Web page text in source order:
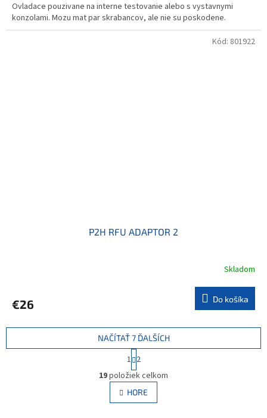
Ovladace pouzivane na interne testovanie alebo s vystavnymi
konzolami. Mozu mat par skrabancov, ale nie su poskodene.
P2H RFU ADAPTOR 2
Skladom
€26 Do košíka
Kód: 801922
O
v
l
á
NAČÍTAŤ 7 ĎALŠÍCH
S
t
r
á
n
k
1 2
19položiek celkom
HORE